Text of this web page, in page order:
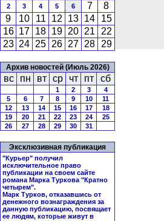
2
3 4 5 6 7
8
9
10 11 12 13 14
15
16 17 18 19 20 21
22
23 24 25 26 27 28 29
Архив новостей (Июль 2026)
вс пн вт ср чт пт сб
1 2 3
4
5
6 7 8 9 10
11
12
13 14 15 16 17
18
19
20 21 22 23 24
25
26
27 28 29 30 31
Эксклюзивная публикация
"Курьер" получил
исключительное право
публикации на своем сайте
романа Марка Туркова "Кратно
четырем".
Марк Турков, отказавшись от
денежного вознаграждения за
данную публикацию, посвящает
ее людям, которые живут в